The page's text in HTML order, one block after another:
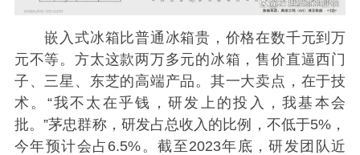
嵌入式冰箱比普通冰箱贵，价格在数千元到万
元不等。方太这款两万多元的冰箱，售价直逼西门
子、三星、东芝的高端产品。其一大卖点，在于技
术。“我不太在乎钱，研发上的投入，我基本会
批。”茅忠群称，研发占总收入的比例，不低于5%，
今年预计会占6.5%。截至2023年底，研发团队近